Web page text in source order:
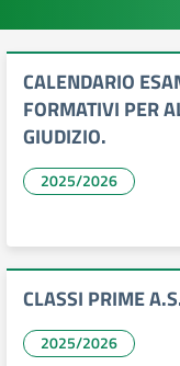
CALENDARIO
FORMATIVI PER
GIUDIZIO.
2025/2026
CLASSI PRIME
2025/2026